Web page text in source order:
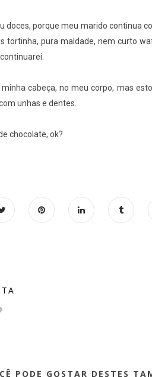
doces, porque meu marido continua
tortinha, pura maldade, nem curto
cabeça, no meu corpo, mas
unhas e dentes.
chocolate, ok?
PODE GOSTAR DESTES